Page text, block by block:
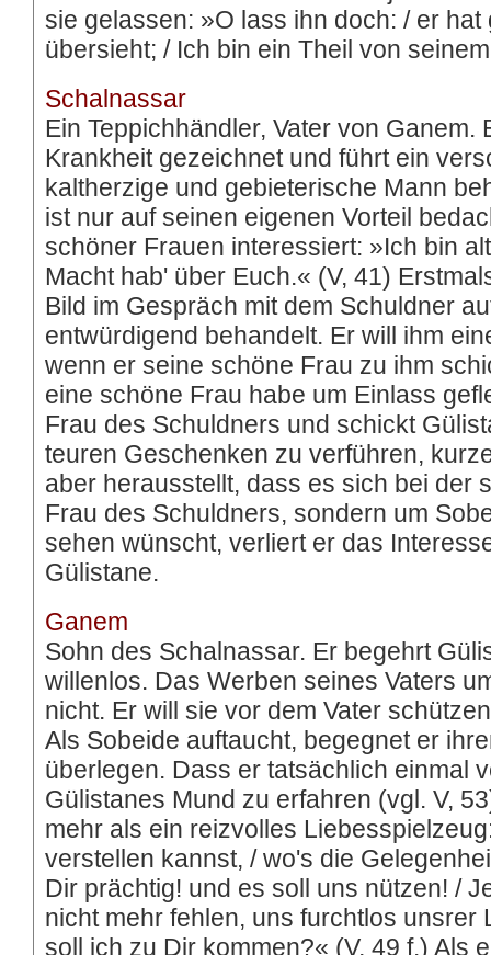
sie gelassen: »O lass ihn doch: / er
übersieht; / Ich bin ein Theil von
Schalnassar
Ein Teppichhändler, Vater von Ganem.
Krankheit gezeichnet und führt ein
kaltherzige und gebieterische Mann
ist nur auf seinen eigenen Vorteil
schöner Frauen interessiert: »Ich bin
Macht hab' über Euch.« (V, 41)
Bild im Gespräch mit dem Schuldner
entwürdigend behandelt. Er will ihm
wenn er seine schöne Frau zu ihm
eine schöne Frau habe um Einlass
Frau des Schuldners und schickt
teuren Geschenken zu verführen,
aber herausstellt, dass es sich bei der
Frau des Schuldners, sondern um
sehen wünscht, verliert er das
Gülistane.
Ganem
Sohn des Schalnassar. Er begehrt
willenlos. Das Werben seines Vaters
nicht. Er will sie vor dem Vater
Als Sobeide auftaucht, begegnet er
überlegen. Dass er tatsächlich einmal
Gülistanes Mund zu erfahren (vgl. V,
mehr als ein reizvolles
verstellen kannst, / wo's die
Dir prächtig! und es soll uns nützen! /
nicht mehr fehlen, uns furchtlos unsrer
soll ich zu Dir kommen?« (V, 49 f.) Als